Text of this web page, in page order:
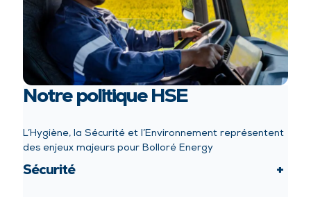
Notre politique HSE
L’Hygiène, la Sécurité et l’Environnement représentent
des enjeux majeurs pour Bolloré Energy
Sécurité +